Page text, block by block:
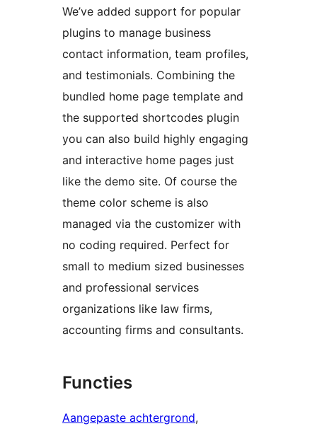
We’ve added support for popular
plugins to manage business
contact information, team profiles,
and testimonials. Combining the
bundled home page template and
the supported shortcodes plugin
you can also build highly engaging
and interactive home pages just
like the demo site. Of course the
theme color scheme is also
managed via the customizer with
no coding required. Perfect for
small to medium sized businesses
and professional services
organizations like law firms,
accounting firms and consultants.
Functies
Aangepaste achtergrond